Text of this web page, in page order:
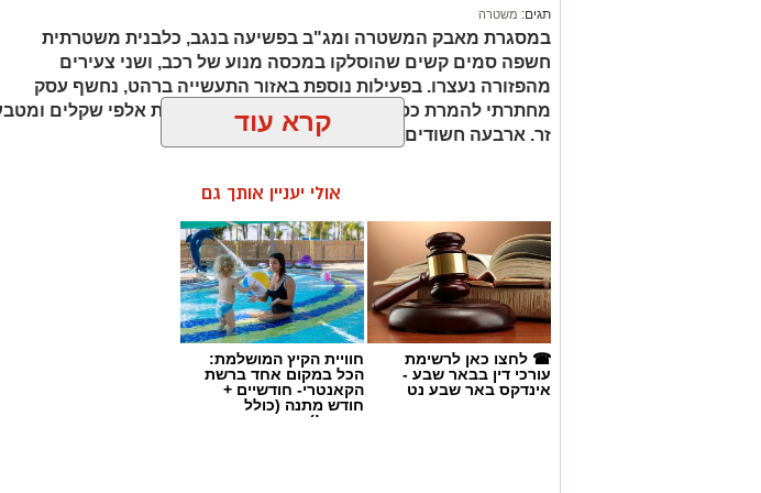
מחתרתי להמרת כספים שנוהל מתוך רכב ובו עשרות אלפי שקלים ומטבע
זר. ארבעה חשודים נעצרו בסך הכל.
קרא עוד
אולי יעניין אותך גם
☎ לחצו כאן לרשימת
עורכי דין בבאר שבע -
אינדקס באר שבע נט
חוויית הקיץ המושלמת:
הכל במקום אחד ברשת
הקאנטרי- חודשיים +
חודש מתנה (כולל
החגים!)